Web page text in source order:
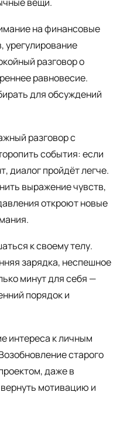
на финансовые
урегулирование
разговор о
равновесие.
для обсуждений
разговор с
события: если
диалог пройдёт легче.
выражение чувств,
откроют новые
к своему телу.
зарядка, неспешное
минут для себя —
порядок и
интереса к личным
старого
даже в
мотивацию и